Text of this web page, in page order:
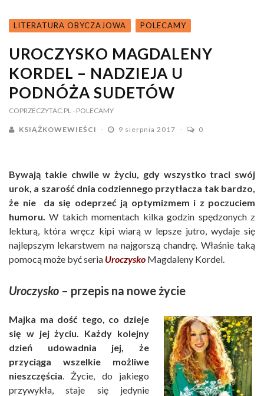
LITERATURA OBYCZAJOWA POLECAMY
UROCZYSKO MAGDALENY
KORDEL – NADZIEJA U
PODNÓŻA SUDETÓW
COPRZECZYTAC.PL - POLECAMY
KSIĄŻKOWEWIEŚCI 9 sierpnia 2017 0
Bywają takie chwile w życiu, gdy wszystko traci swój
urok, a szarość dnia codziennego przytłacza tak bardzo,
że nie da się odeprzeć ją optymizmem i z poczuciem
humoru. W takich momentach kilka godzin spędzonych z
lekturą, która wręcz kipi wiarą w lepsze jutro, wydaje się
najlepszym lekarstwem na najgorszą chandrę. Właśnie taką
pomocą może być seria Uroczysko Magdaleny Kordel.
Uroczysko – przepis na nowe życie
Majka ma dość tego, co dzieje
się w jej życiu. Każdy kolejny
dzień udowadnia jej, że
przyciąga wszelkie możliwe
nieszczęścia. Życie, do jakiego
przywykła, staje się jedynie